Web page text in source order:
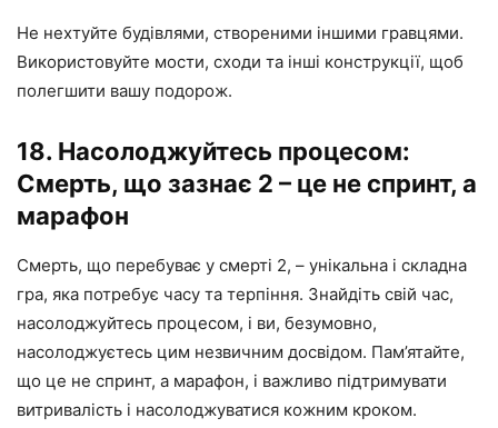
Не нехтуйте будівлями, створеними іншими гравцями.
Використовуйте мости, сходи та інші конструкції, щоб
полегшити вашу подорож.
18. Насолоджуйтесь процесом:
Смерть, що зазнає 2 – це не спринт, а
марафон
Смерть, що перебуває у смерті 2, – унікальна і складна
гра, яка потребує часу та терпіння. Знайдіть свій час,
насолоджуйтесь процесом, і ви, безумовно,
насолоджуєтесь цим незвичним досвідом. Пам’ятайте,
що це не спринт, а марафон, і важливо підтримувати
витривалість і насолоджуватися кожним кроком.